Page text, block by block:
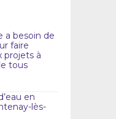
a besoin de
faire
projets à
tous
en
lès-